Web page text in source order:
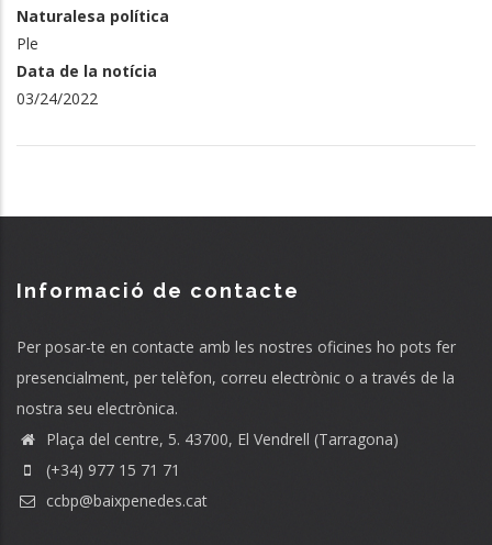
Naturalesa política
Ple
Data de la notícia
03/24/2022
Informació de contacte
Per posar-te en contacte amb les nostres oficines ho pots fer
presencialment, per telèfon, correu electrònic o a través de la
nostra seu electrònica.
Plaça del centre, 5. 43700, El Vendrell (Tarragona)
(+34) 977 15 71 71
ccbp@baixpenedes.cat